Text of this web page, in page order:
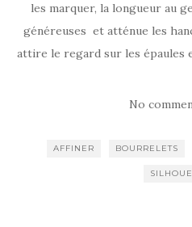
les marquer, la longueur au
généreuses et atténue les
attire le regard sur les épaules
No
AFFINER BOURRELETS